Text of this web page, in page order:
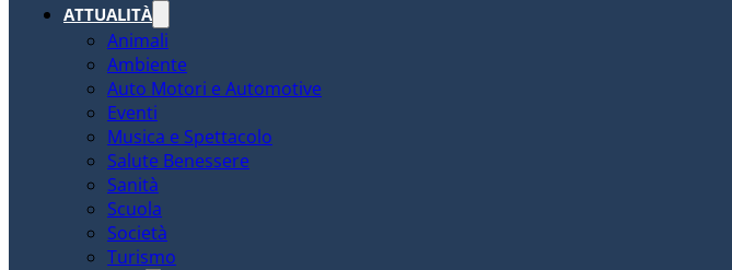
ATTUALITÀ
Animali
Ambiente
Auto Motori e Automotive
Eventi
Musica e Spettacolo
Salute Benessere
Sanità
Scuola
Società
Turismo